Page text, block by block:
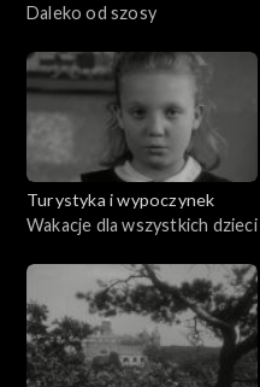
Daleko od szosy
Turystyka i wypoczynek
Wakacje dla wszystkich dzieci